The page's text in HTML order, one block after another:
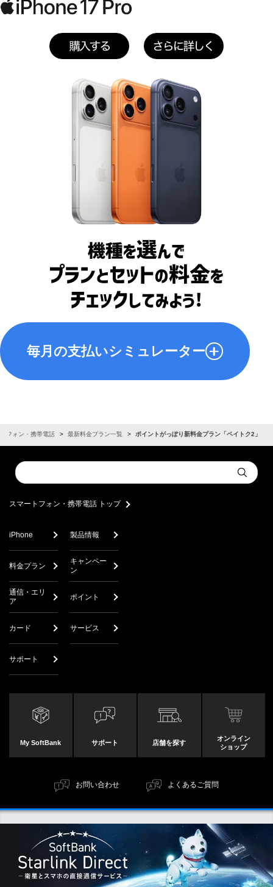
毎月の支払いシミュレーター
iPhone 17e
2026年3月11日発売
LINEMOからのりかえ
新規契約 機種変更
LINEモバイルは「他社からのりかえ」に該当します。
SoftBank光・
Airを利用している
SoftBank光・
Airを利用していない
フォン・携帯電話 最新料金プラン一覧 ポイントがっぽり新料金プラン「ペイトク2」
Conduct
a
Submit
スマートフォン・携帯電話 トップ
iPhone 製品情報
料金プラン
キャンペー
ン
通信・エリ
ア
ポイント
カード サービス
サポート
My SoftBank サポート 店舗を探す
オンライン
ショップ
お問い合わせ よくあるご質問
情報セキュリティ
プライバシーセンター
サイトポリシー
古物営業法に基づく表示 サイトマップ